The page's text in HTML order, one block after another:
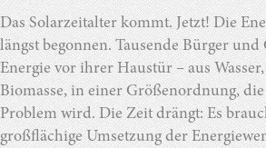
Das Solarzeitalter kommt. Jetzt! Die
längst begonnen. Tausende Bürger
Energie vor ihrer Haustür – aus
Biomasse, in einer Größenordnung,
Problem wird. Die Zeit drängt: Es
großflächige Umsetzung der